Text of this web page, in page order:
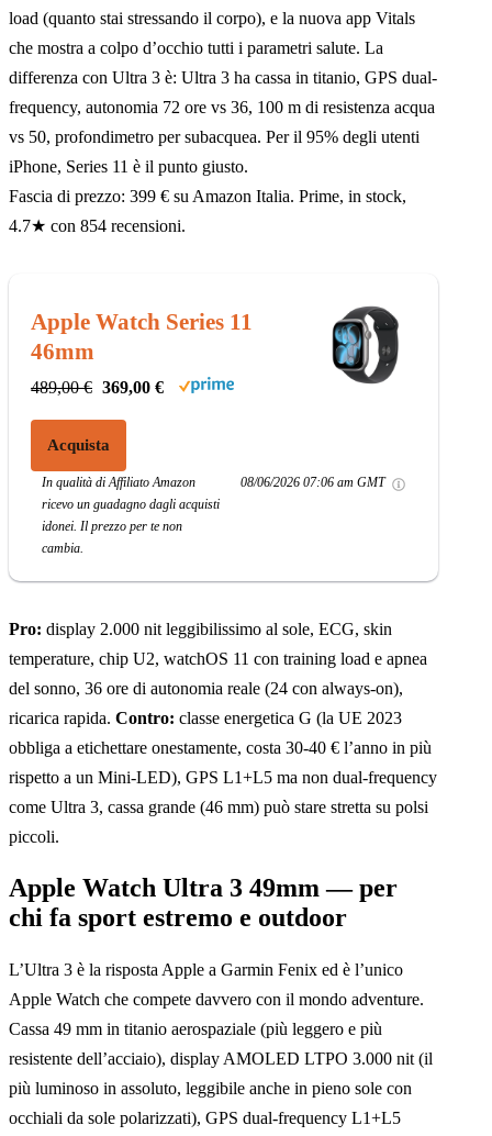
load (quanto stai stressando il corpo), e la nuova app Vitals
che mostra a colpo d’occhio tutti i parametri salute. La
differenza con Ultra 3 è: Ultra 3 ha cassa in titanio, GPS dual-
frequency, autonomia 72 ore vs 36, 100 m di resistenza acqua
vs 50, profondimetro per subacquea. Per il 95% degli utenti
iPhone, Series 11 è il punto giusto.
Fascia di prezzo: 399 € su Amazon Italia. Prime, in stock,
4.7★ con 854 recensioni.
Apple Watch Series 11
46mm
489,00 € 369,00 €
Acquista
In qualità di Affiliato Amazon
ricevo un guadagno dagli acquisti
idonei. Il prezzo per te non
cambia.
08/06/2026 07:06 am GMT
Pro: display 2.000 nit leggibilissimo al sole, ECG, skin
temperature, chip U2, watchOS 11 con training load e apnea
del sonno, 36 ore di autonomia reale (24 con always-on),
ricarica rapida. Contro: classe energetica G (la UE 2023
obbliga a etichettare onestamente, costa 30-40 € l’anno in più
rispetto a un Mini-LED), GPS L1+L5 ma non dual-frequency
come Ultra 3, cassa grande (46 mm) può stare stretta su polsi
piccoli.
Apple Watch Ultra 3 49mm — per
chi fa sport estremo e outdoor
L’Ultra 3 è la risposta Apple a Garmin Fenix ed è l’unico
Apple Watch che compete davvero con il mondo adventure.
Cassa 49 mm in titanio aerospaziale (più leggero e più
resistente dell’acciaio), display AMOLED LTPO 3.000 nit (il
più luminoso in assoluto, leggibile anche in pieno sole con
occhiali da sole polarizzati), GPS dual-frequency L1+L5